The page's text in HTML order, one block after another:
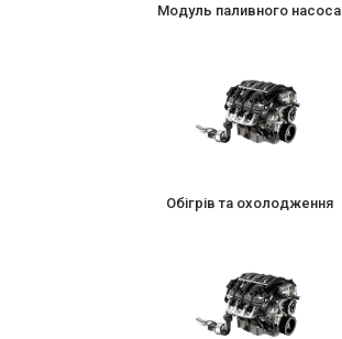
Модуль паливного насоса
Обігрів та охолодження